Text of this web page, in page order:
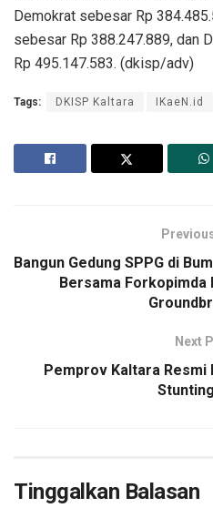
Demokrat sebesar Rp
sebesar Rp 388.247.889, dan
Rp 495.147.583. (dkisp/adv)
Tags: DKISP Kaltara IKaeN.id
Bangun Gedung SPPG di
Bersama Forkopimda
Next
Pemprov Kaltara Resmi
Tinggalkan Balasan